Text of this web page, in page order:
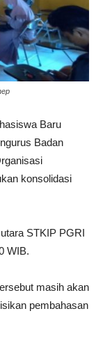
Baru
Badan
konsolidasi
STKIP PGRI
WIB.
masih akan
pembahasan